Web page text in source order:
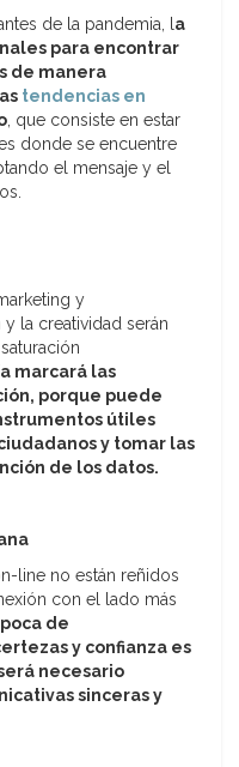
de la pandemia, la
para encontrar
de manera
tendencias en
, que consiste en estar
donde se encuentre
el mensaje y el
y
la creatividad serán
marcará las
porque puede
útiles
y tomar las
de los datos.
line no están reñidos
con el lado más
de
y confianza es
necesario
sinceras y